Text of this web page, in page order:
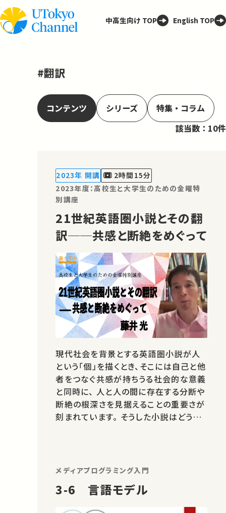
中高生向け TOP English TOP
#翻訳
コンテンツ シリーズ
特集・コラム
該当数：10件
2023年 開講
2時間15分
2023年度：高校生と大学生のための金曜特
別講座
21世紀英語圏小説とその翻
訳──共感と断絶をめぐって
現代社会を背景とする英語圏小説が人
という「個」を描くとき、そこには自己と他
者をつなぐ共感が持ちうる社会的な意義
と同時に、 人と人の間に存在する分断や
断絶の根深さを見据えることの重要さが
刻まれています。 そうした小説はどう読
げて考えていきます。 講師：藤井 光 ★高
メディアプログラミング入門
3-6 言語モデル